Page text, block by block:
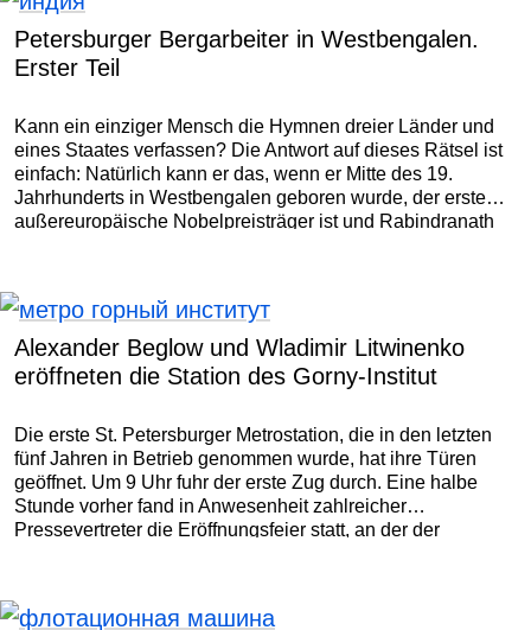
Petersburger Bergarbeiter in Westbengalen.
Erster Teil
Kann ein einziger Mensch die Hymnen dreier Länder und
eines Staates verfassen? Die Antwort auf dieses Rätsel ist
einfach: Natürlich kann er das, wenn er Mitte des 19.
Jahrhunderts in Westbengalen geboren wurde, der erste
außereuropäische Nobelpreisträger ist und Rabindranath
Alexander Beglow und Wladimir Litwinenko
eröffneten die Station des Gorny-Institut
Die erste St. Petersburger Metrostation, die in den letzten
fünf Jahren in Betrieb genommen wurde, hat ihre Türen
geöffnet. Um 9 Uhr fuhr der erste Zug durch. Eine halbe
Stunde vorher fand in Anwesenheit zahlreicher
Pressevertreter die Eröffnungsfeier statt, an der der